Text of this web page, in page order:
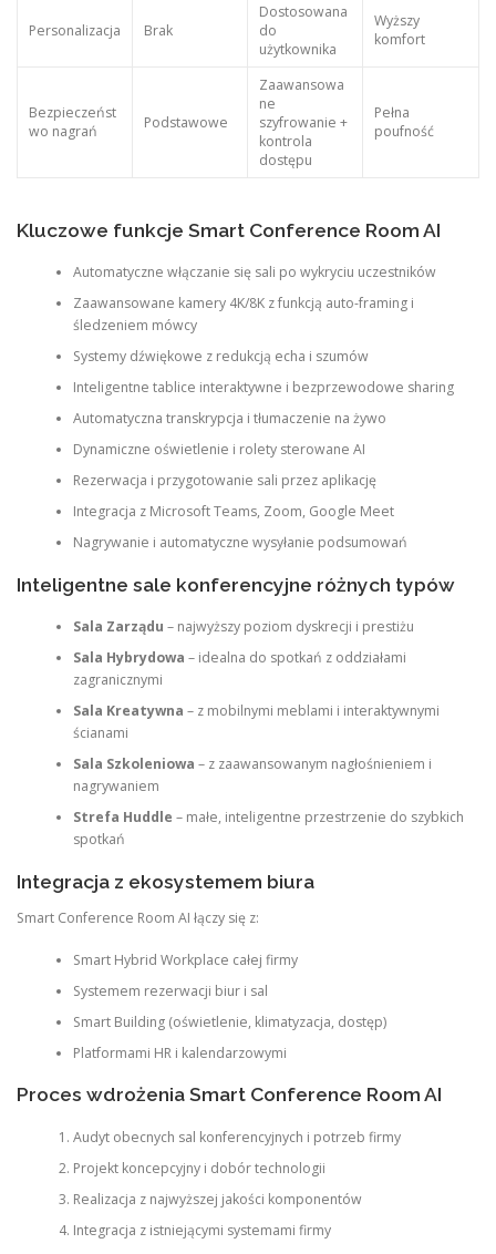
Personalizacja Brak
Dostosowana
do
użytkownika
Wyższy
komfort
Bezpieczeńst
wo nagrań
Podstawowe
Zaawansowa
ne
szyfrowanie +
kontrola
dostępu
Pełna
poufność
Kluczowe funkcje Smart Conference Room AI
Automatyczne włączanie się sali po wykryciu uczestników
Zaawansowane kamery 4K/8K z funkcją auto-framing i
śledzeniem mówcy
Systemy dźwiękowe z redukcją echa i szumów
Inteligentne tablice interaktywne i bezprzewodowe sharing
Automatyczna transkrypcja i tłumaczenie na żywo
Dynamiczne oświetlenie i rolety sterowane AI
Rezerwacja i przygotowanie sali przez aplikację
Integracja z Microsoft Teams, Zoom, Google Meet
Nagrywanie i automatyczne wysyłanie podsumowań
Inteligentne sale konferencyjne różnych typów
Sala Zarządu – najwyższy poziom dyskrecji i prestiżu
Sala Hybrydowa – idealna do spotkań z oddziałami
zagranicznymi
Sala Kreatywna – z mobilnymi meblami i interaktywnymi
ścianami
Sala Szkoleniowa – z zaawansowanym nagłośnieniem i
nagrywaniem
Strefa Huddle – małe, inteligentne przestrzenie do szybkich
spotkań
Integracja z ekosystemem biura
Smart Conference Room AI łączy się z:
Smart Hybrid Workplace całej firmy
Systemem rezerwacji biur i sal
Smart Building (oświetlenie, klimatyzacja, dostęp)
Platformami HR i kalendarzowymi
Proces wdrożenia Smart Conference Room AI
Audyt obecnych sal konferencyjnych i potrzeb firmy
Projekt koncepcyjny i dobór technologii
Realizacja z najwyższej jakości komponentów
Integracja z istniejącymi systemami firmy